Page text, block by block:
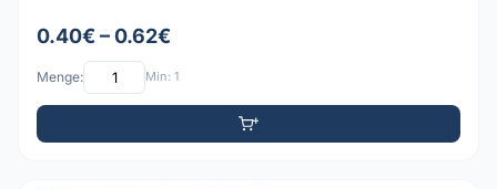
0.40€ – 0.62€
Menge: Min: 1